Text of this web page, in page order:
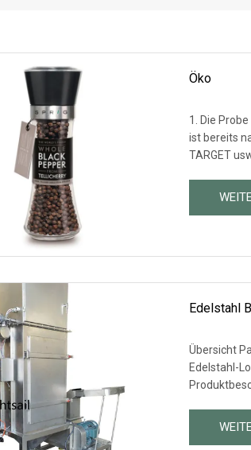
Öko
1. Die
ist bereits
TARGET
Edelstahl
Übersicht
Edelstahl-